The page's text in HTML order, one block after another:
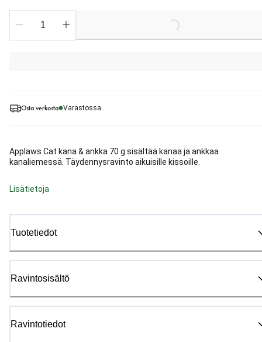
Osta verkosta Varastossa
Applaws Cat kana & ankka 70 g sisältää kanaa ja ankkaa
kanaliemessä. Täydennysravinto aikuisille kissoille.
Lisätietoja
Tuotetiedot
Ravintosisältö
Ravintotiedot
Loading...